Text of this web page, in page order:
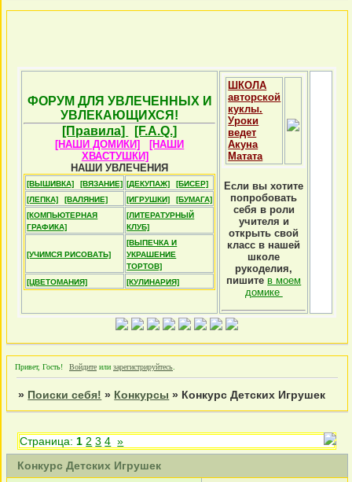
ФОРУМ ДЛЯ УВЛЕЧЕННЫХ И
УВЛЕКАЮЩИХСЯ!
[Правила]
[F.A.Q.]
[НАШИ ДОМИКИ]
[НАШИ
ХВАСТУШКИ]
НАШИ УВЛЕЧЕНИЯ
[ВЫШИВКА] [ВЯЗАНИЕ] [ДЕКУПАЖ]
[БИСЕР]
[ЛЕПКА]
[ВАЛЯНИЕ] [ИГРУШКИ]
[БУМАГА]
[КОМПЬЮТЕРНАЯ
ГРАФИКА]
[ЛИТЕРАТУРНЫЙ
КЛУБ]
[УЧИМСЯ РИСОВАТЬ]
[ВЫПЕЧКА И
УКРАШЕНИЕ
ТОРТОВ]
[ЦВЕТОМАНИЯ]
[КУЛИНАРИЯ]
ШКОЛА
авторской
куклы.
Уроки
ведет
Акуна
Матата
Если вы хотите
попробовать
себя в роли
учителя и
открыть свой
класс в нашей
школе
рукоделия,
пишите в моем
домике
Привет, Гость! Войдите или зарегистрируйтесь
» Поиски себя! » Конкурсы » Конкурс Детских Игрушек
Конкурс Детских Игрушек
Страница: 1 2 3 4 »